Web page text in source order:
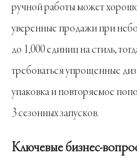
ручной работы может
уверенные продажи при
до 1,000 единиц на стиль,
требоваться упрощенные
упаковка и повторяемое
3 сезонных запусков.
Ключевые бизнес-